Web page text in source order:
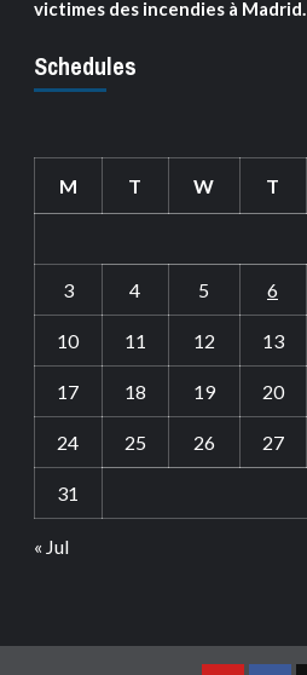
victimes des incendies à Madrid.
Schedules
M T W T
3 4 5 6
10 11 12 13
17 18 19 20
24 25 26 27
31
« Jul